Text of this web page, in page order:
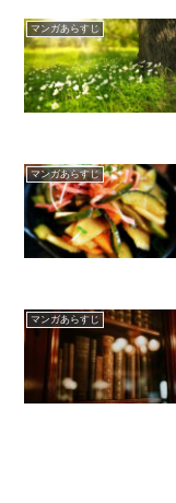
マンガあらすじ
マンガあらすじ
マンガあらすじ